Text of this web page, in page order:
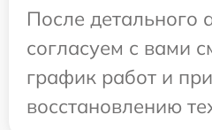
После детального
согласуем с вами
график работ и
восстановлению